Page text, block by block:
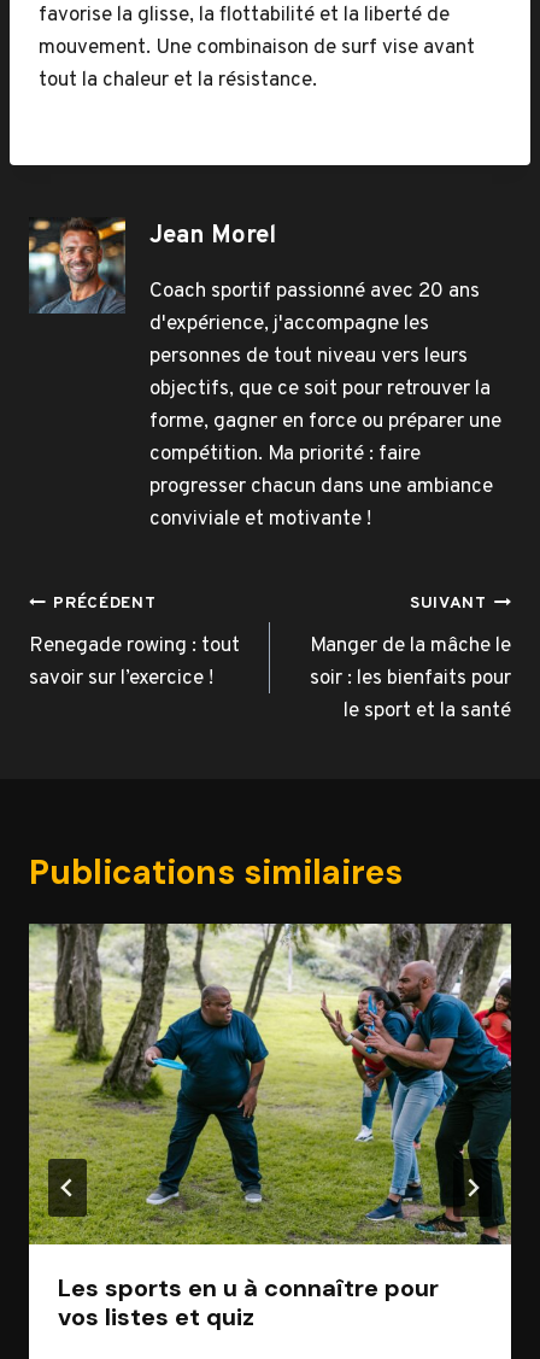
favorise la glisse, la flottabilité et la liberté de
mouvement. Une combinaison de surf vise avant
tout la chaleur et la résistance.
Jean Morel
Coach sportif passionné avec 20 ans
d'expérience, j'accompagne les
personnes de tout niveau vers leurs
objectifs, que ce soit pour retrouver la
forme, gagner en force ou préparer une
compétition. Ma priorité : faire
progresser chacun dans une ambiance
conviviale et motivante !
Navigation
de
l’article
PRÉCÉDENT
Renegade rowing : tout
savoir sur l’exercice !
SUIVANT
Manger de la mâche le
soir : les bienfaits pour
le sport et la santé
Publications similaires
Les sports en u à connaître pour
vos listes et quiz